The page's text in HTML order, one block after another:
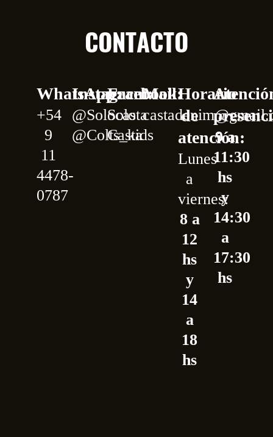
CONTACTO
WhatsApp:
+54
9
11
4478-
0787
Instagram:
@Solocasta
@Colts_kids
Facebook:
Solo
Casta
Mail:Horario
de
atención:
Lunes
a
viernes:
8 a
12
hs
y
14
a
18
hs
9 a
11:30
hs
y
14:30
a
17:30
hs